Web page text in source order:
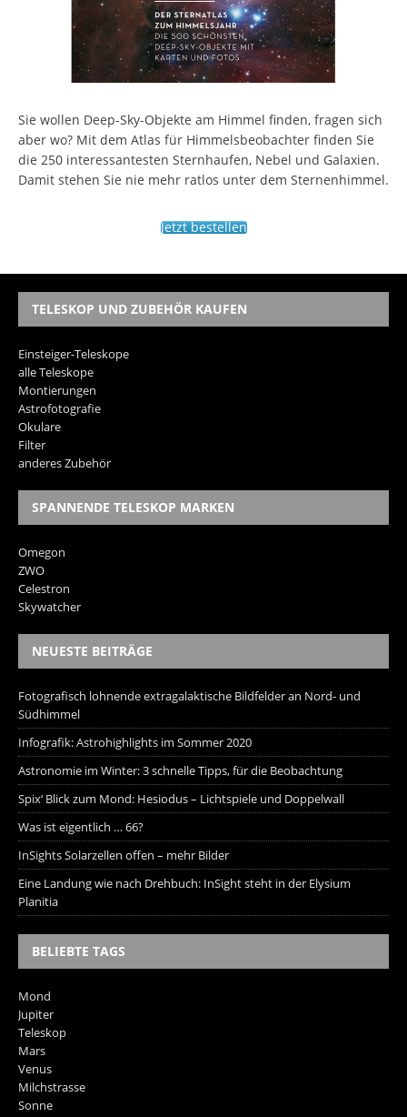
Sie wollen Deep-Sky-Objekte am Himmel finden, fragen sich
aber wo? Mit dem Atlas für Himmelsbeobachter finden Sie
die 250 interessantesten Sternhaufen, Nebel und Galaxien.
Damit stehen Sie nie mehr ratlos unter dem Sternenhimmel.
Jetzt bestellen
TELESKOP UND ZUBEHÖR KAUFEN
Einsteiger-Teleskope
alle Teleskope
Montierungen
Astrofotografie
Okulare
Filter
anderes Zubehör
SPANNENDE TELESKOP MARKEN
Omegon
ZWO
Celestron
Skywatcher
NEUESTE BEITRÄGE
Fotografisch lohnende extragalaktische Bildfelder an Nord- und
Südhimmel
Infografik: Astrohighlights im Sommer 2020
Astronomie im Winter: 3 schnelle Tipps, für die Beobachtung
Spix‘ Blick zum Mond: Hesiodus – Lichtspiele und Doppelwall
Was ist eigentlich … 66?
InSights Solarzellen offen – mehr Bilder
Eine Landung wie nach Drehbuch: InSight steht in der Elysium
Planitia
BELIEBTE TAGS
Mond
Jupiter
Teleskop
Mars
Venus
Milchstrasse
Sonne